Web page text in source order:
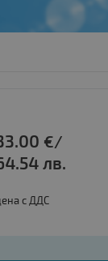
€/
лв.
с ДДС